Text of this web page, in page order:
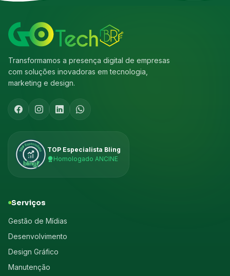
Transformamos a presença digital de empresas
com soluções inovadoras em tecnologia,
marketing e design.
TOP Especialista Bling
Homologado ANCINE
Serviços
Gestão de Mídias
Desenvolvimento
Design Gráfico
Manutenção